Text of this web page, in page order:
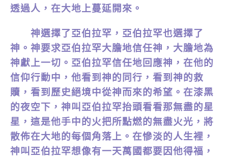
透過人，在大地上蔓延開來。
神選擇了亞伯拉罕，亞伯拉罕也選擇了
神。神要求亞伯拉罕大膽地信任神，大膽地為
神獻上一切。亞伯拉罕信任地回應神，在他的
信仰行動中，他看到神的同行，看到神的救
贖，看到歷史絕境中從神而來的希望。在漆黑
的夜空下，神叫亞伯拉罕抬頭看看那無盡的星
星，這是他手中的火把所點燃的無盡火光，將
散佈在大地的每個角落上。在慘淡的人生裡，
神叫亞伯拉罕想像有一天萬國都要因他得福，